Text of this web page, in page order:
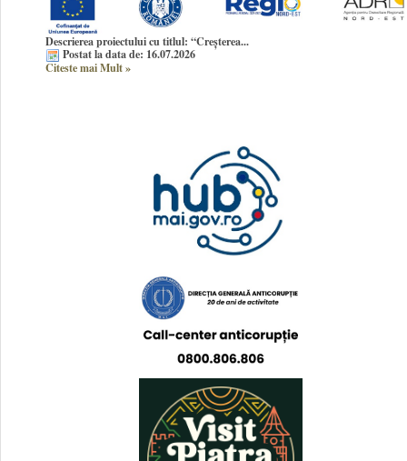
Descrierea proiectului cu titlul: “Creșterea...
Postat la data de: 16.07.2026
Citeste mai Mult»